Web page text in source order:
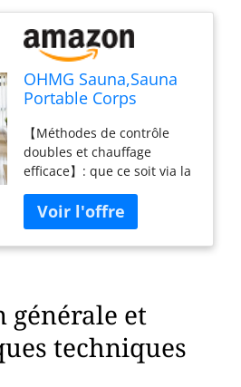
OHMG Sauna,Sauna
Portable Corps
Vapeur,Detox,Perdre
du Poids Tente Sauna
Mobile, Spa Sauna
Maison,Tente de
Sauna Pliable
Cabine,avec 1000W
Vapozone
【Méthodes de contrôle
doubles et chauffage
efficace】: que ce soit via la
télécommande ou le
panneau de commande
intelligent, vous pouvez
régler rapidement la
expérience de sauna
agréable. De plus, la vapeur
de sauna portable prend en
charge 9 niveaux de réglage
générale et
techniques